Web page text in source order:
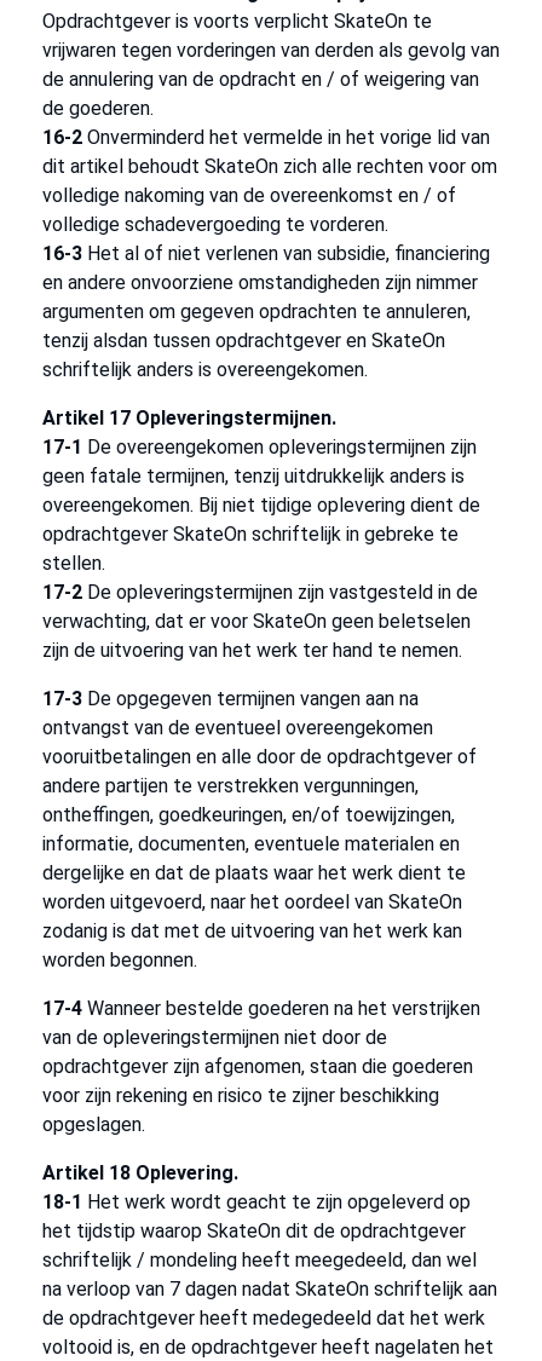
Opdrachtgever is voorts verplicht SkateOn te
vrijwaren tegen vorderingen van derden als gevolg van
de annulering van de opdracht en / of weigering van
de goederen.
16-2 Onverminderd het vermelde in het vorige lid van
dit artikel behoudt SkateOn zich alle rechten voor om
volledige nakoming van de overeenkomst en / of
volledige schadevergoeding te vorderen.
16-3 Het al of niet verlenen van subsidie, financiering
en andere onvoorziene omstandigheden zijn nimmer
argumenten om gegeven opdrachten te annuleren,
tenzij alsdan tussen opdrachtgever en SkateOn
schriftelijk anders is overeengekomen.
Artikel 17 Opleveringstermijnen.
17-1 De overeengekomen opleveringstermijnen zijn
geen fatale termijnen, tenzij uitdrukkelijk anders is
overeengekomen. Bij niet tijdige oplevering dient de
opdrachtgever SkateOn schriftelijk in gebreke te
stellen.
17-2 De opleveringstermijnen zijn vastgesteld in de
verwachting, dat er voor SkateOn geen beletselen
zijn de uitvoering van het werk ter hand te nemen.
17-3 De opgegeven termijnen vangen aan na
ontvangst van de eventueel overeengekomen
vooruitbetalingen en alle door de opdrachtgever of
andere partijen te verstrekken vergunningen,
ontheffingen, goedkeuringen, en/of toewijzingen,
informatie, documenten, eventuele materialen en
dergelijke en dat de plaats waar het werk dient te
worden uitgevoerd, naar het oordeel van SkateOn
zodanig is dat met de uitvoering van het werk kan
worden begonnen.
17-4 Wanneer bestelde goederen na het verstrijken
van de opleveringstermijnen niet door de
opdrachtgever zijn afgenomen, staan die goederen
voor zijn rekening en risico te zijner beschikking
opgeslagen.
Artikel 18 Oplevering.
18-1 Het werk wordt geacht te zijn opgeleverd op
het tijdstip waarop SkateOn dit de opdrachtgever
schriftelijk / mondeling heeft meegedeeld, dan wel
na verloop van 7 dagen nadat SkateOn schriftelijk aan
de opdrachtgever heeft medegedeeld dat het werk
voltooid is, en de opdrachtgever heeft nagelaten het